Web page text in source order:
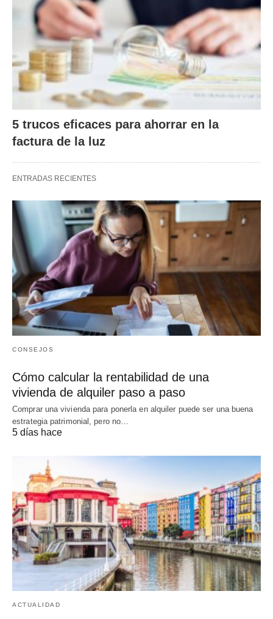
5 trucos eficaces para ahorrar en la
factura de la luz
ENTRADAS RECIENTES
CONSEJOS
Cómo calcular la rentabilidad de una
vivienda de alquiler paso a paso
Comprar una vivienda para ponerla en alquiler puede ser una buena
estrategia patrimonial, pero no…
5 días hace
ACTUALIDAD